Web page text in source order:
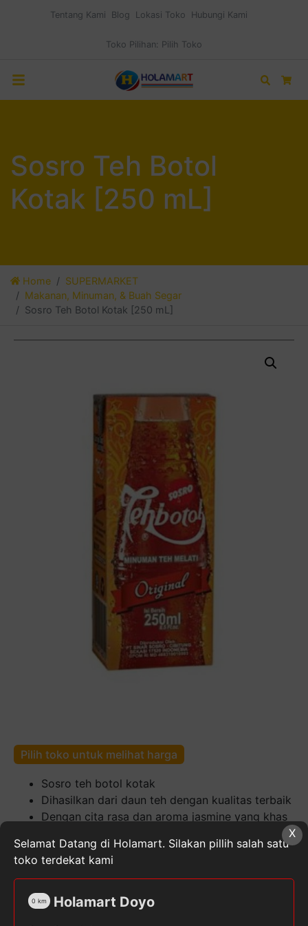
Tentang Kami Blog Lokasi Toko Hubungi Kami
Toko Pilihan: Pilih Toko
Search
Sosro Teh Botol
Kotak [250 mL]
Home
SUPERMARKET
Makanan, Minuman, & Buah Segar
Sosro Teh Botol Kotak [250 mL]
Pilih toko untuk melihat harga
Sosro teh botol kotak
Dihasilkan dari daun teh dengan kualitas terbaik
Dengan cita rasa dan aroma jasmine yang khas
Kuantitas
Sosro
Teh
Botol
X
Selamat Datang di Holamart. Silakan pillih salah satu
toko terdekat kami
Holamart Doyo
0 km